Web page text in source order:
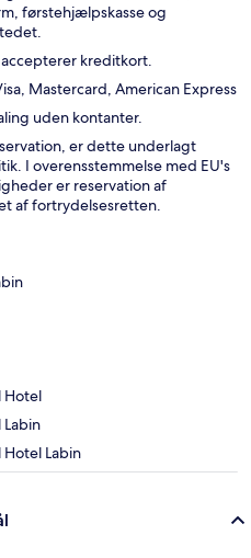
førstehjælpskasse og
kreditkort.
Mastercard, American Express
uden kontanter.
er dette underlagt
I overensstemmelse med EU's
er reservation af
af fortrydelsesretten.
Hotel
Labin
Hotel Labin